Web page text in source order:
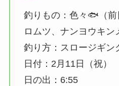
釣りもの：色々🐟（前
ロムツ、ナンヨウキン
釣り方：スロージギン
日付：2月11日（祝）
日の出：6:55